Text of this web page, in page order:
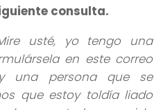
consulta.
usté, yo tengo una
en este correo
una persona que se
que estoy toldía liado